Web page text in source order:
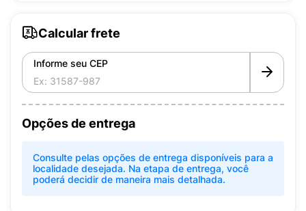
Calcular frete
Informe seu CEP
Opções de entrega
Consulte pelas opções de entrega disponíveis para a
localidade desejada. Na etapa de entrega, você
poderá decidir de maneira mais detalhada.